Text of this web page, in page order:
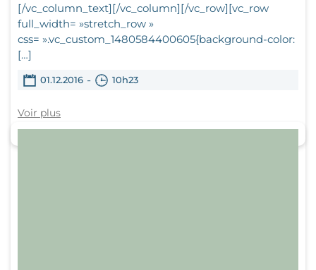
[/vc_column_text][/vc_column][/vc_row][vc_row
full_width= »stretch_row »
css= ».vc_custom_1480584400605{background-color:
[…]
01.12.2016 - 10h23
Voir plus